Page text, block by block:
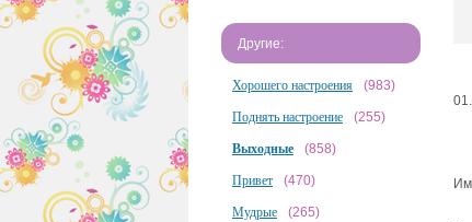
Другие:
Хорошего настроения (983)
Поднять настроение (255)
Выходные (858)
Привет (470)
Мудрые (265)